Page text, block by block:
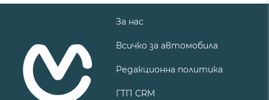
За нас
Всичко за автомобила
Редакционна политика
ГТП CRM